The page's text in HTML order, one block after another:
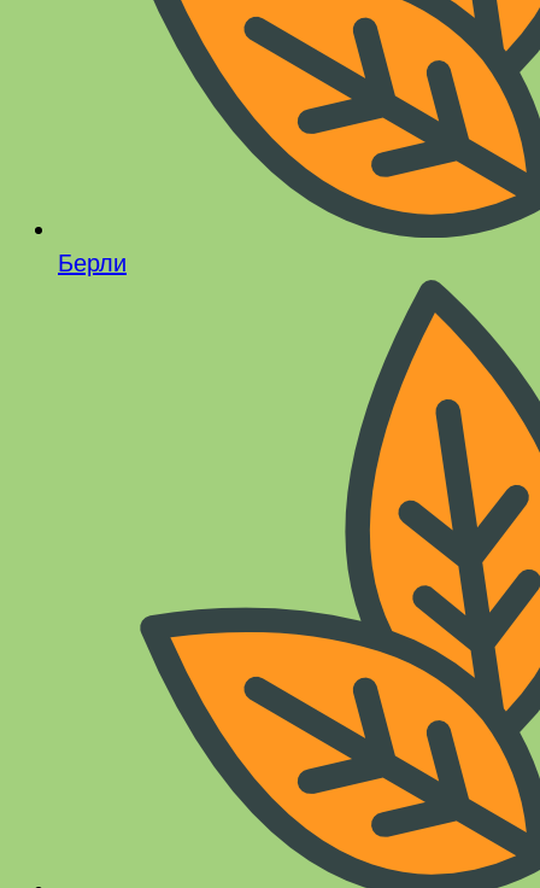
Берли